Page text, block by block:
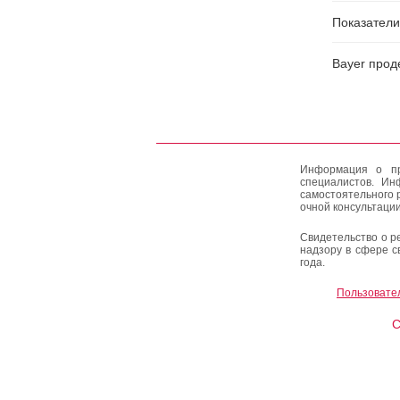
Bayer
Информация о
специалистов.
очной
Свидетельство о
надзору в сфере
года.